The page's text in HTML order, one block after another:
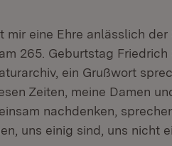
mir eine Ehre anlässlich
265. Geburtstag
ein Grußwort
Zeiten, meine Damen
nachdenken,
uns einig sind, uns nicht